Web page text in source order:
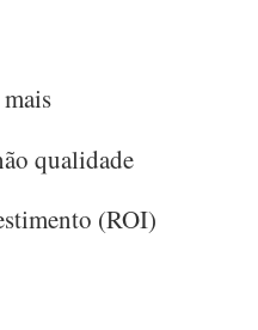
qualidade
(ROI)